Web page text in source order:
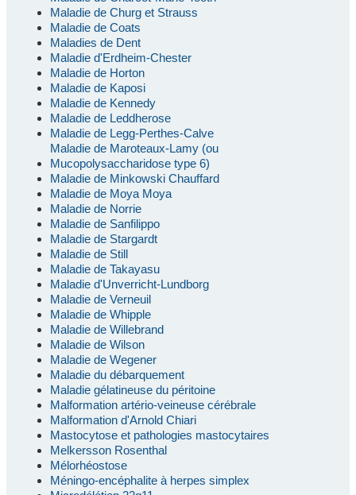
Maladie de Churg et Strauss
Maladie de Coats
Maladies de Dent
Maladie d'Erdheim-Chester
Maladie de Horton
Maladie de Kaposi
Maladie de Kennedy
Maladie de Leddherose
Maladie de Legg-Perthes-Calve
Maladie de Maroteaux-Lamy (ou
Mucopolysaccharidose type 6)
Maladie de Minkowski Chauffard
Maladie de Moya Moya
Maladie de Norrie
Maladie de Sanfilippo
Maladie de Stargardt
Maladie de Still
Maladie de Takayasu
Maladie d'Unverricht-Lundborg
Maladie de Verneuil
Maladie de Whipple
Maladie de Willebrand
Maladie de Wilson
Maladie de Wegener
Maladie du débarquement
Maladie gélatineuse du péritoine
Malformation artério-veineuse cérébrale
Malformation d'Arnold Chiari
Mastocytose et pathologies mastocytaires
Melkersson Rosenthal
Mélorhéostose
Méningo-encéphalite à herpes simplex